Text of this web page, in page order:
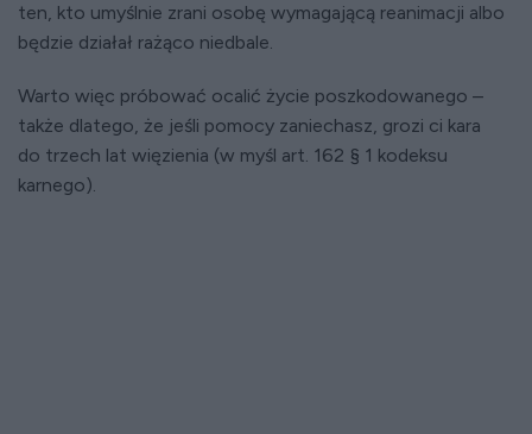
ten, kto umyślnie zrani osobę wymagającą reanimacji albo
będzie działał rażąco niedbale.
Warto więc próbować ocalić życie poszkodowanego –
także dlatego, że jeśli pomocy zaniechasz, grozi ci kara
do trzech lat więzienia (w myśl art. 162 § 1 kodeksu
karnego).